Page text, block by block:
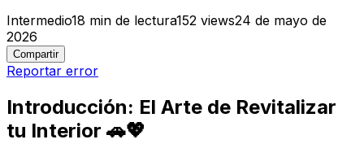
Intermedio18 min de lectura152 views24 de mayo de
2026
Compartir
Reportar error
Introducción: El Arte de Revitalizar
tu Interior 🚗💖